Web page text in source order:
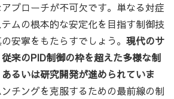
プローチが不可欠です。単なる対症
ムの根本的な安定化を目指す制御技
安寧をもたらすでしょう。 現代のサ
来のPID制御の枠を超えた多様な制
るいは研究開発が進められていま
チングを克服するための最前線の制